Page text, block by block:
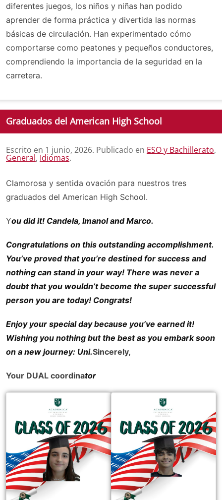
diferentes juegos, los niños y niñas han podido
aprender de forma práctica y divertida las normas
básicas de circulación. Han experimentado cómo
comportarse como peatones y pequeños conductores,
comprendiendo la importancia de la seguridad en la
carretera.
Graduados del American High School
Escrito en 1 junio, 2026. Publicado en ESO y Bachillerato,
General, Idiomas.
Clamorosa y sentida ovación para nuestros tres
graduados del American High School.
You did it! Candela, Imanol and Marco.
Congratulations on this outstanding accomplishment.
You’ve proved that you’re destined for success and
nothing can stand in your way! There was never a
doubt that you wouldn’t become the super successful
person you are today! Congrats!
Enjoy your special day because you’ve earned it!
Wishing you nothing but the best as you embark soon
on a new journey: Uni.Sincerely,
Your DUAL coordinator